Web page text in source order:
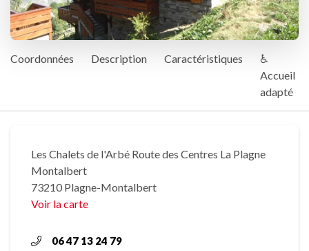
Coordonnées Description Caractéristiques
♿
Accueil
adapté
Les Chalets de l'Arbé Route des Centres La Plagne
Montalbert
73210 Plagne-Montalbert
Voir la carte
06 47 13 24 79